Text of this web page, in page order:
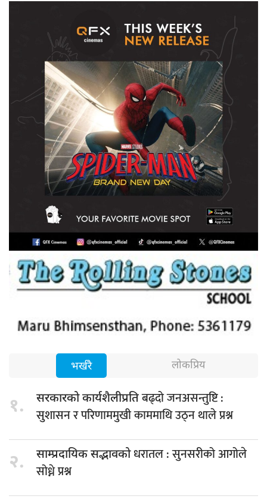
भर्खरै लोकप्रिय
१. सरकारको कार्यशैलीप्रतिबढ्दो जनअसन्तुष्टि :
सुशासन र परिणाममुखी काममाथि उठ्न थाले प्रश्न
२. साम्प्रदायिक सद्भावकोधरातल : सुनसरीको आगोले
सोध्ने प्रश्न